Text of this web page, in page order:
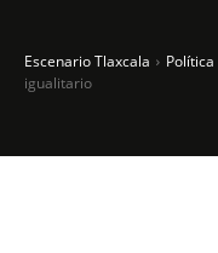
Escenario Tlaxcala Política
igualitario